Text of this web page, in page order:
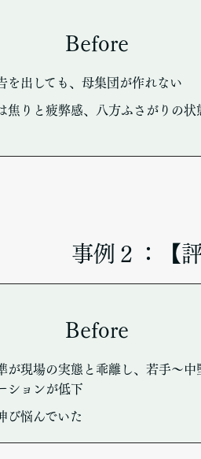
Before
を出しても、母集団が作れない
焦りと疲弊感、八方ふさがりの状
事例２：【
Before
が現場の実態と乖離し、若手～中
ションが低下
び悩んでいた